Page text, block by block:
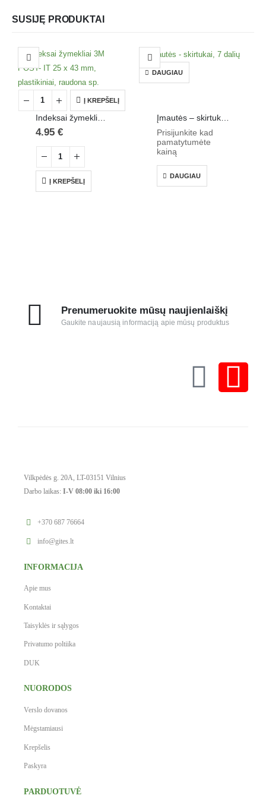
SUSIJĘ PRODUKTAI
Į KREPŠELĮ
Indeksai žymekliai 3M POST- IT 25 x 43 mm, plastikiniai, raudona sp.
4.95 €
Į KREPŠELĮ
DAUGIAU
Įmautės – skirtukai, 7 dalių
Prisijunkite kad
pamatytumėte
kainą
DAUGIAU
Prenumeruokite mūsų naujienlaiškį
Gaukite naujausią informaciją apie mūsų produktus
Vilkpėdės g. 20A, LT-03151 Vilnius
Darbo laikas: I-V 08:00 iki 16:00
+370 687 76664
info@gites.lt
INFORMACIJA
Apie mus
Kontaktai
Taisyklės ir sąlygos
Privatumo poltiika
DUK
NUORODOS
Verslo dovanos
Mėgstamiausi
Krepšelis
Paskyra
PARDUOTUVĖ